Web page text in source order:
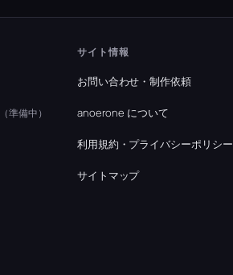
（準備中）
サイト情報
お問い合わせ・制作依頼
anoerone について
利用規約・プライバシーポリシー
サイトマップ